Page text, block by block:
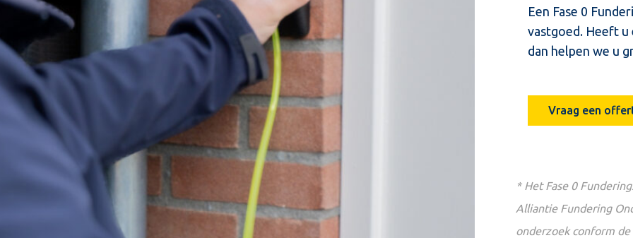
Een Fase 0
vastgoed. Heeft
dan helpen we u
Vraag een
* Het Fase 0
Alliantie Fundering
onderzoek conform